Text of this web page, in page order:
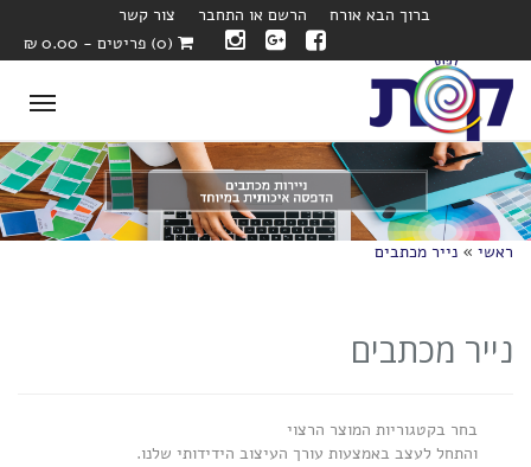
ברוך הבא אורח הרשם או התחבר
צור קשר
(0) פריטים - 0.00 ₪
ראשי » נייר מכתבים
נייר מכתבים
בחר בקטגוריות המוצר הרצוי
והתחל לעצב באמצעות עורך העיצוב הידידותי שלנו.